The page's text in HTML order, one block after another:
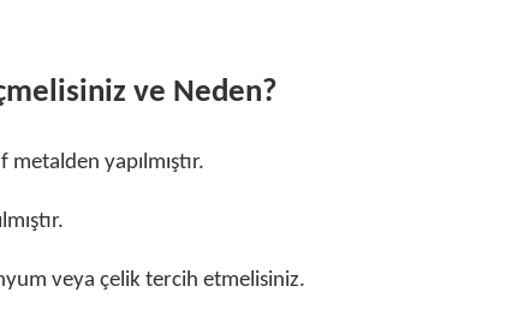
ve Neden?
yapılmıştır.
veya çelik tercih etmelisiniz.